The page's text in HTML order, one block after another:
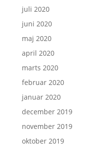
juli 2020
juni 2020
maj 2020
april 2020
marts 2020
februar 2020
januar 2020
december 2019
november 2019
oktober 2019